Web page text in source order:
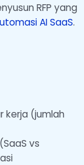
RFP yang
AI SaaS.
kerja (jumlah
vs